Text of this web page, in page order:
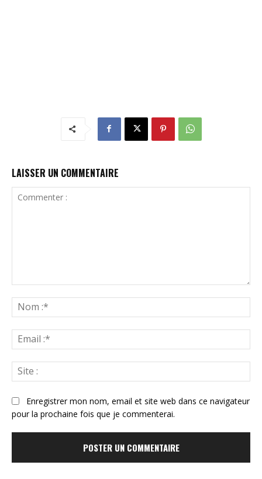
LAISSER UN COMMENTAIRE
:*
:*
:
Enregistrer mon nom, email et site web dans ce navigateur
pour la prochaine fois que je commenterai.